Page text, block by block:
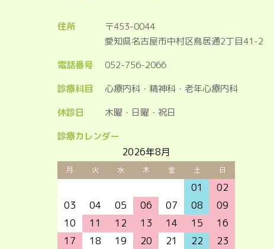
住所
〒453-0044
愛知県名古屋市中村区鳥居通2丁目41-2
電話番号
052-756-2066
診療科目
心療内科・精神科・老年心療内科
休診日
木曜・日曜・祝日
診療カレンダー
2026年8月
月 火 水 木 金 土 日
01
02
03
04 05 06 07 08
09
10
11 12 13 14 15
16
17
18 19 20 21 22
23